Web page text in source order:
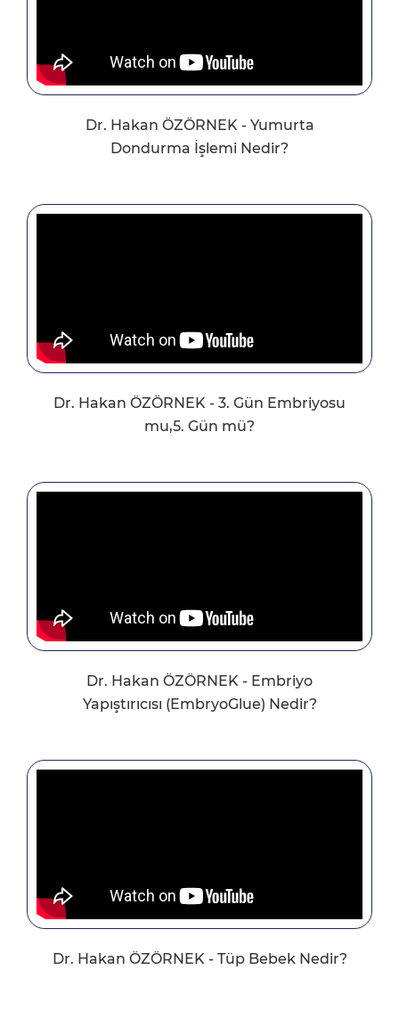
Dr. Hakan ÖZÖRNEK - Yumurta
Dondurma İşlemi Nedir?
Dr. Hakan ÖZÖRNEK - 3. Gün Embriyosu
mu,5. Gün mü?
Dr. Hakan ÖZÖRNEK - Embriyo
Yapıştırıcısı (EmbryoGlue) Nedir?
Dr. Hakan ÖZÖRNEK - Tüp Bebek Nedir?